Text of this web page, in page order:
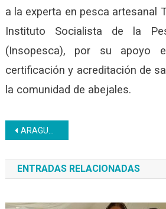
a la experta en pesca artesanal
Instituto Socialista de la
(Insopesca), por su apoyo
certificación y acreditación de
la comunidad de abejales.
Navegación
de
entradas
ARAGUA | Inces se activó en pro de la participación popular, ciudadana y colectiva
ENTRADAS RELACIONADAS